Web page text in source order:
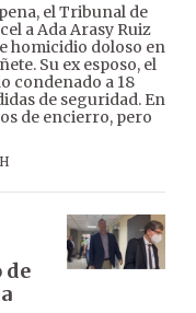
el Tribunal de
a Ada Arasy Ruiz
homicidio doloso en
Su ex esposo, el
condenado a 18
de seguridad. En
de encierro, pero